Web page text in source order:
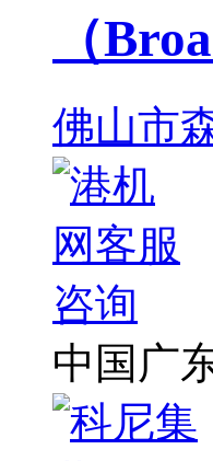
（
佛山市
中国广